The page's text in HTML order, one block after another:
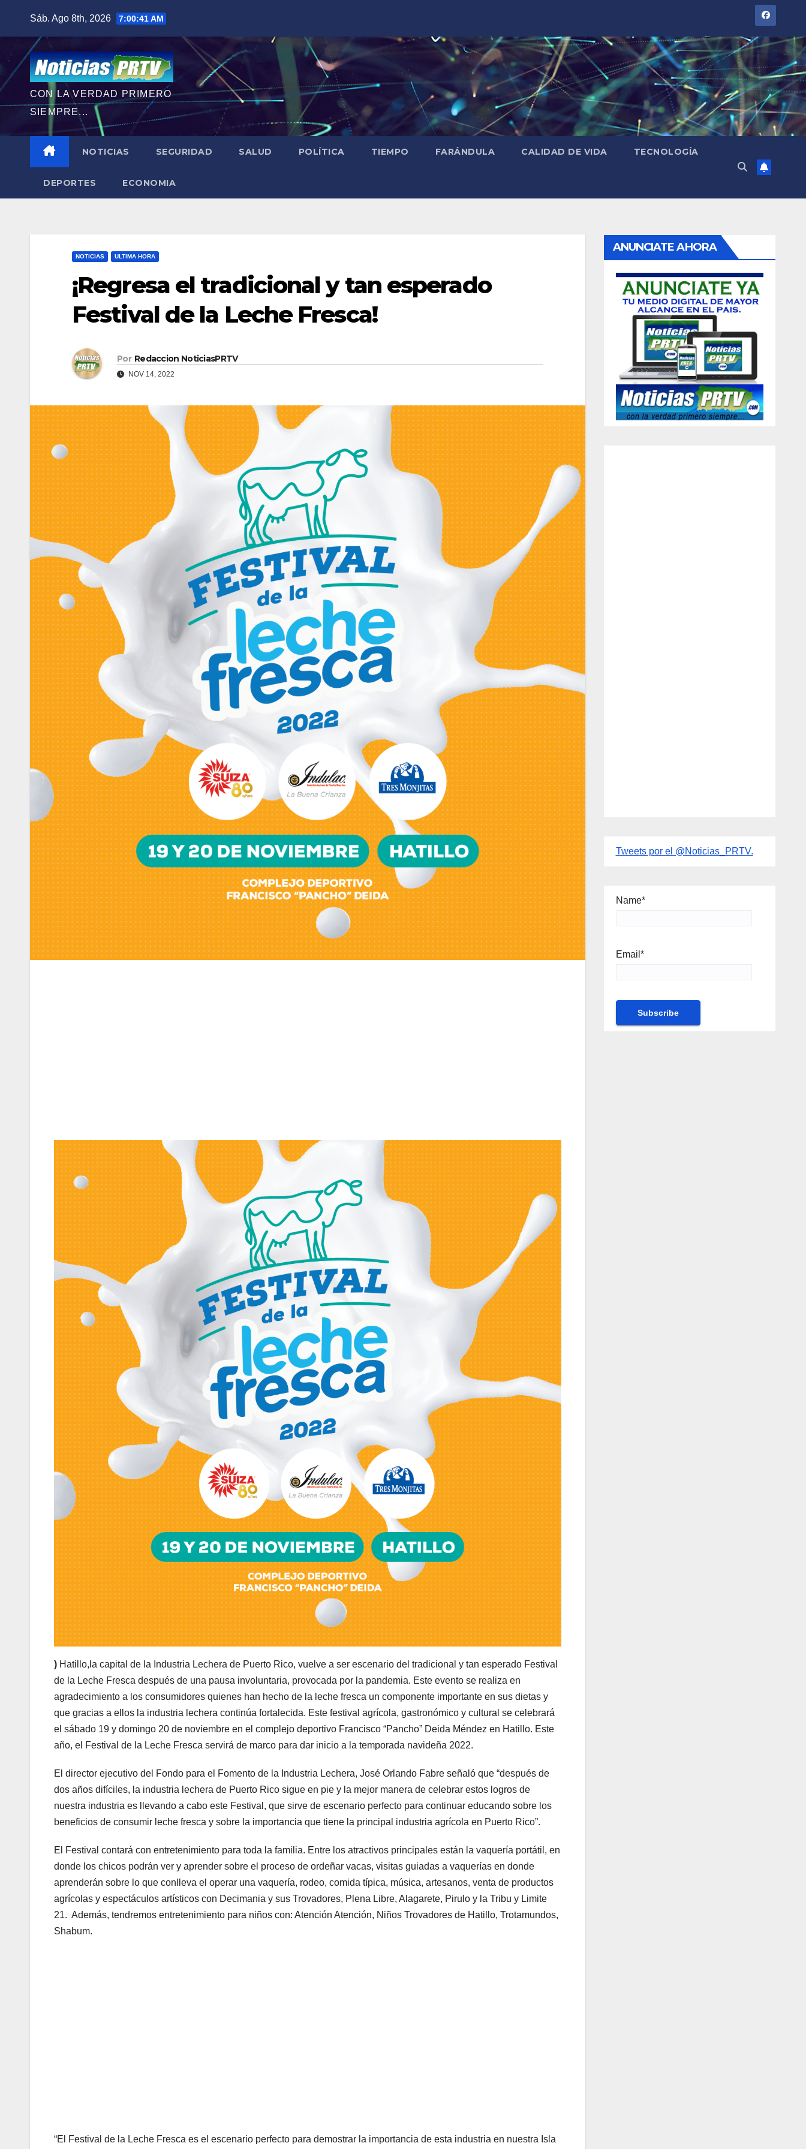
contenido
Sáb. Ago 8th, 2026 7:00:42 AM
CON LA VERDAD PRIMERO
SIEMPRE...
NOTICIAS SEGURIDAD SALUD POLÍTICA TIEMPO FARÁNDULA CALIDAD DE VIDA TECNOLOGÍA
DEPORTES ECONOMIA
NOTICIAS ULTIMA HORA
¡Regresa el tradicional y tan esperado
Festival de la Leche Fresca!
Por Redaccion NoticiasPRTV
NOV 14, 2022
) Hatillo,la capital de la Industria Lechera de Puerto Rico, vuelve a ser escenario del tradicional y tan esperado Festival
de la Leche Fresca después de una pausa involuntaria, provocada por la pandemia. Este evento se realiza en
agradecimiento a los consumidores quienes han hecho de la leche fresca un componente importante en sus dietas y
que gracias a ellos la industria lechera continúa fortalecida. Este festival agrícola, gastronómico y cultural se celebrará
el sábado 19 y domingo 20 de noviembre en el complejo deportivo Francisco “Pancho” Deida Méndez en Hatillo. Este
año, el Festival de la Leche Fresca servirá de marco para dar inicio a la temporada navideña 2022.
El director ejecutivo del Fondo para el Fomento de la Industria Lechera, José Orlando Fabre señaló que “después de
dos años difíciles, la industria lechera de Puerto Rico sigue en pie y la mejor manera de celebrar estos logros de
nuestra industria es llevando a cabo este Festival, que sirve de escenario perfecto para continuar educando sobre los
beneficios de consumir leche fresca y sobre la importancia que tiene la principal industria agrícola en Puerto Rico”.
El Festival contará con entretenimiento para toda la familia. Entre los atractivos principales están la vaquería portátil, en
donde los chicos podrán ver y aprender sobre el proceso de ordeñar vacas, visitas guiadas a vaquerías en donde
aprenderán sobre lo que conlleva el operar una vaquería, rodeo, comida típica, música, artesanos, venta de productos
agrícolas y espectáculos artísticos con Decimania y sus Trovadores, Plena Libre, Alagarete, Pirulo y la Tribu y Limite
21. Además, tendremos entretenimiento para niños con: Atención Atención, Niños Trovadores de Hatillo, Trotamundos,
Shabum.
“El Festival de la Leche Fresca es el escenario perfecto para demostrar la importancia de esta industria en nuestra Isla
ANUNCIATE AHORA
Tweets por el @Noticias_PRTV.
Name*
Email*